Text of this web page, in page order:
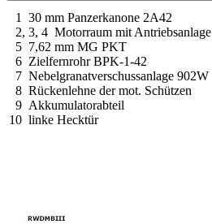
1 30 mm Panzerkanone 2A42
2, 3, 4 Motorraum mit Antriebsanlage
5 7,62 mm MG PKT
6 Zielfernrohr BPK-1-42
7 Nebelgranatverschussanlage 902W
8 Rückenlehne der mot. Schützen
9 Akkumulatorabteil
10 linke Hecktür